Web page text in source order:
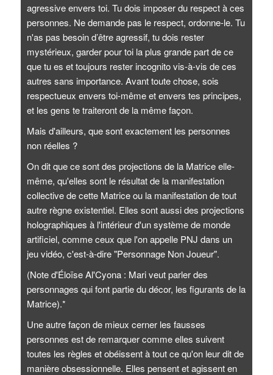
agressive envers toi. Tu dois imposer du respect à ces
personnes. Ne demande pas le respect, ordonne-le. Tu
n'as pas besoin d’être agressif, tu dois rester
mystérieux, garder pour toi la plus grande part de ce
que tu es et toujours rester incognito vis-à-vis de ces
autres sans importance. Avant toute chose, sois
respectueux envers toi-même et envers tes principes,
et les gens te traiteront de la même façon.
Mais d'ailleurs, que sont exactement les personnes
non réelles ?
On dit que ce sont des projections de la Matrice elle-
même, qu'elles sont le résultat de la manifestation
collective de cette Matrice ou la manifestation de tout
autre règne existentiel. Elles sont aussi des projections
holographiques à l'intérieur d'un système de monde
artificiel, comme ceux que l'on appelle PNJ dans un
jeu vidéo, c'est-à-dire "Personnage Non Joueur".
(Note d'Éloïse Al'Cyona : Mari veut parler des
personnages qui font partie du décor, les figurants de la
Matrice).*
Une autre façon de mieux cerner les fausses
personnes est de remarquer comme elles suivent
toutes les règles et obéissent à tout ce qu'on leur dit de
manière obsessionnelle. Elles pensent et agissent en